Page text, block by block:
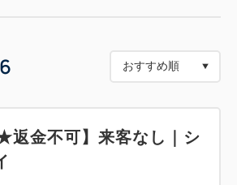
6
返金不可】来客なし｜シ